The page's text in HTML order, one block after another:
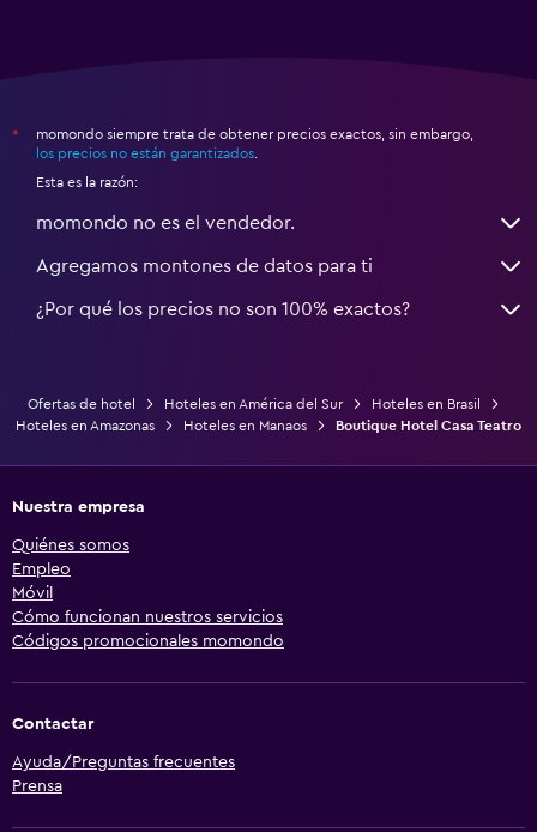
*
momondo siempre trata de obtener precios exactos, sin embargo,
los precios no están garantizados
Esta es la razón:
momondo no es el vendedor.
Agregamos montones de datos para ti
¿Por qué los precios no son 100% exactos?
Ofertas de hotel Hoteles en América del Sur
Hoteles en Brasil
Hoteles en Amazonas
Hoteles en Manaos Boutique Hotel Casa Teatro
Nuestra empresa
Quiénes somos
Empleo
Móvil
Cómo funcionan nuestros servicios
Códigos promocionales momondo
Contactar
Ayuda/Preguntas frecuentes
Prensa